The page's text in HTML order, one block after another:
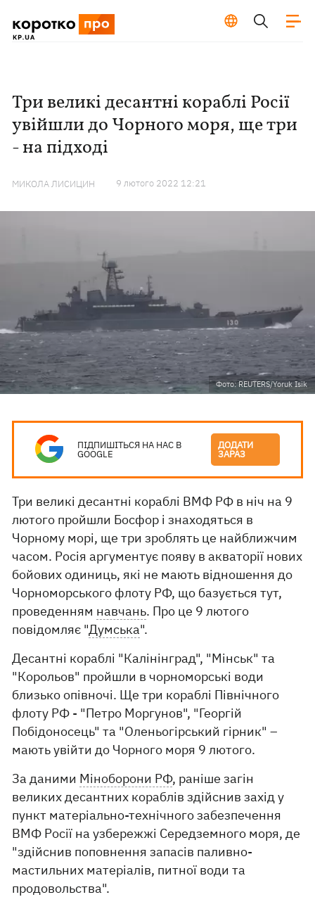
Три великі десантні кораблі Росії
увійшли до Чорного моря, ще три
- на підході
МИКОЛА ЛИСИЦИН 9 лютого 2022 12:21
Фото: REUTERS/Yoruk Isik
ПІДПИШІТЬСЯ НА НАС В
GOOGLE
ДОДАТИ
ЗАРАЗ
Три великі десантні кораблі ВМФ РФ в ніч на 9
лютого пройшли Босфор і знаходяться в
Чорному морі, ще три зроблять це найближчим
часом. Росія аргументує появу в акваторії нових
бойових одиниць, які не мають відношення до
Чорноморського флоту РФ, що базується тут,
проведенням навчань. Про це 9 лютого
повідомляє "Думська".
Десантні кораблі "Калінінград", "Мінськ" та
"Корольов" пройшли в чорноморські води
близько опівночі. Ще три кораблі Північного
флоту РФ - "Петро Моргунов", "Георгій
Побідоносець" та "Оленьогірський гірник" –
мають увійти до Чорного моря 9 лютого.
За даними Міноборони РФ, раніше загін
великих десантних кораблів здійснив захід у
пункт матеріально-технічного забезпечення
ВМФ Росії на узбережжі Середземного моря, де
"здійснив поповнення запасів паливно-
мастильних матеріалів, питної води та
продовольства".